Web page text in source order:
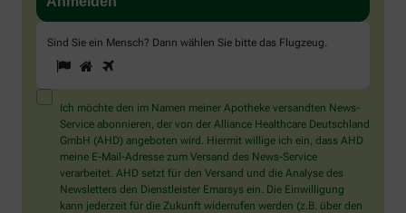
Sind Sie ein Mensch? Dann wählen Sie bitte das Flugzeug
Sind
Sie
ein
Mensch?
Dann
wählen
Sie
bitte
das
Flugzeug.
1 2
Ich möchte den im Namen meiner Apotheke versandten News-
Service abonnieren, der von der Alliance Healthcare Deutschland
GmbH (AHD) angeboten wird. Hiermit willige ich ein, dass AHD
meine E-Mail-Adresse zum Versand des News-Service
verarbeitet. AHD setzt für den Versand und die Analyse des
Newsletters den Dienstleister Emarsys ein. Die Einwilligung
kann jederzeit für die Zukunft widerrufen werden (z.B. über den